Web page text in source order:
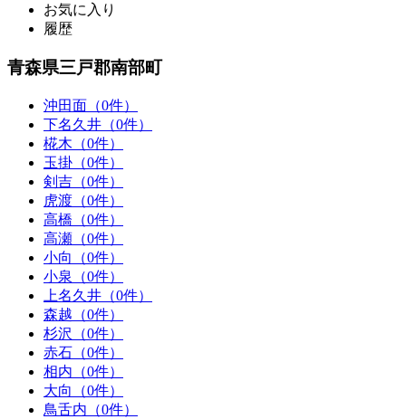
お気に入り
履歴
青森県三戸郡南部町
沖田面（0件）
下名久井（0件）
椛木（0件）
玉掛（0件）
剣吉（0件）
虎渡（0件）
高橋（0件）
高瀬（0件）
小向（0件）
小泉（0件）
上名久井（0件）
森越（0件）
杉沢（0件）
赤石（0件）
相内（0件）
大向（0件）
鳥舌内（0件）